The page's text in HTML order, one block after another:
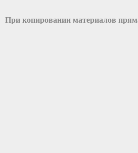
При копировании материалов